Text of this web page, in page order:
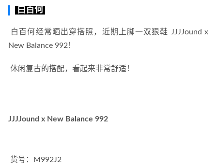
白百何
New Balance 992！
休闲复古的搭配，看起来非常舒适！
JJJJound x New Balance 992
货号：M992J2